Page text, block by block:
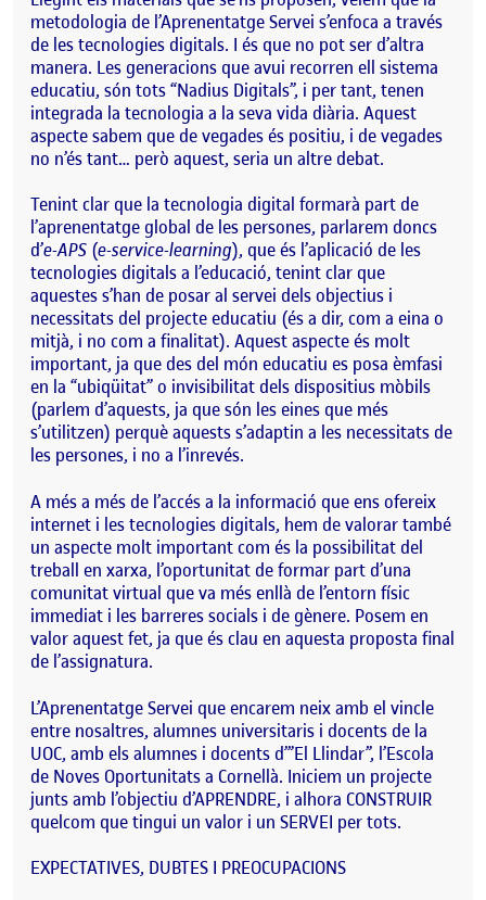
metodologia de l’Aprenentatge Servei s’enfoca a través
de les tecnologies digitals. I és que no pot ser d’altra
manera. Les generacions que avui recorren ell sistema
educatiu, són tots “Nadius Digitals”, i per tant, tenen
integrada la tecnologia a la seva vida diària. Aquest
aspecte sabem que de vegades és positiu, i de vegades
no n’és tant… però aquest, seria un altre debat.
Tenint clar que la tecnologia digital formarà part de
l’aprenentatge global de les persones, parlarem doncs
d’e-APS (e-service-learning), que és l’aplicació de les
tecnologies digitals a l’educació, tenint clar que
aquestes s’han de posar al servei dels objectius i
necessitats del projecte educatiu (és a dir, com a eina o
mitjà, i no com a finalitat). Aquest aspecte és molt
important, ja que des del món educatiu es posa èmfasi
en la “ubiqüitat” o invisibilitat dels dispositius mòbils
(parlem d’aquests, ja que són les eines que més
s’utilitzen) perquè aquests s’adaptin a les necessitats de
les persones, i no a l’inrevés.
A més a més de l’accés a la informació que ens ofereix
internet i les tecnologies digitals, hem de valorar també
un aspecte molt important com és la possibilitat del
treball en xarxa, l’oportunitat de formar part d’una
comunitat virtual que va més enllà de l’entorn físic
immediat i les barreres socials i de gènere. Posem en
valor aquest fet, ja que és clau en aquesta proposta final
de l’assignatura.
L’Aprenentatge Servei que encarem neix amb el vincle
entre nosaltres, alumnes universitaris i docents de la
UOC, amb els alumnes i docents d’”El Llindar”, l’Escola
de Noves Oportunitats a Cornellà. Iniciem un projecte
junts amb l’objectiu d’APRENDRE, i alhora CONSTRUIR
quelcom que tingui un valor i un SERVEI per tots.
EXPECTATIVES, DUBTES I PREOCUPACIONS